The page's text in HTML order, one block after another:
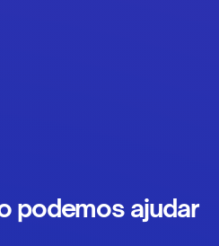
podemos ajudar